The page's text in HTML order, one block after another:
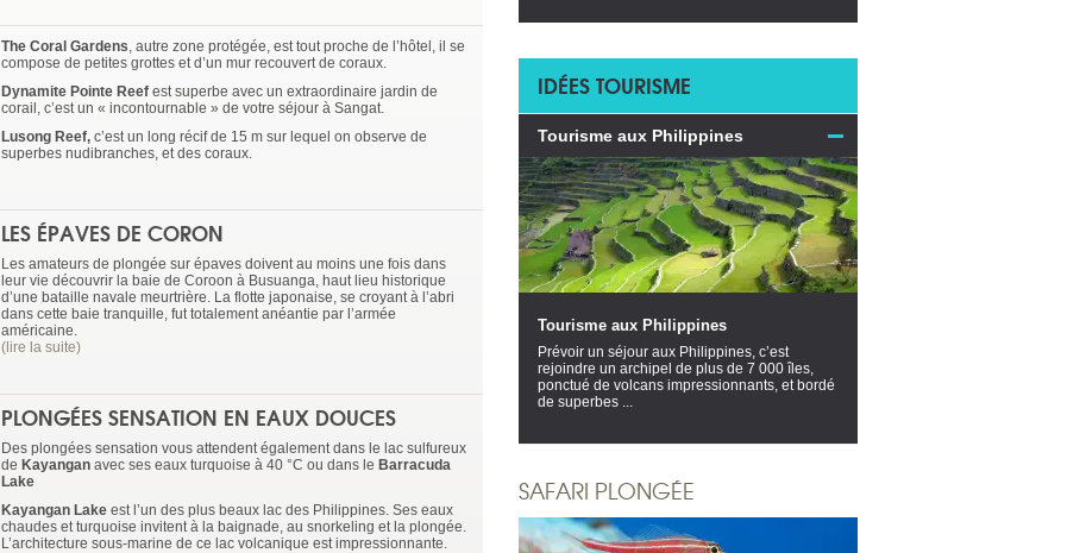
The Coral Gardens, autre zone protégée, est tout proche de l’hôtel, il se
compose de petites grottes et d’un mur recouvert de coraux.
Dynamite Pointe Reef est superbe avec un extraordinaire jardin de
corail, c’est un « incontournable » de votre séjour à Sangat.
Lusong Reef, c’est un long récif de 15 m sur lequel on observe de
superbes nudibranches, et des coraux.
LES ÉPAVES DE CORON
Les amateurs de plongée sur épaves doivent au moins une fois dans
leur vie découvrir la baie de Coroon à Busuanga, haut lieu historique
d’une bataille navale meurtrière. La flotte japonaise, se croyant à l’abri
dans cette baie tranquille, fut totalement anéantie par l’armée
américaine.
(lire la suite)
PLONGÉES SENSATION EN EAUX DOUCES
Des plongées sensation vous attendent également dans le lac sulfureux
de Kayangan avec ses eaux turquoise à 40 °C ou dans le Barracuda
Lake
Kayangan Lake est l’un des plus beaux lac des Philippines. Ses eaux
chaudes et turquoise invitent à la baignade, au snorkeling et la plongée.
L’architecture sous-marine de ce lac volcanique est impressionnante.
IDÉES TOURISME
Tourisme aux Philippines
Tourisme aux Philippines
Prévoir un séjour aux Philippines, c’est
rejoindre un archipel de plus de 7 000 îles,
ponctué de volcans impressionnants, et bordé
de superbes ...
SAFARI PLONGÉE